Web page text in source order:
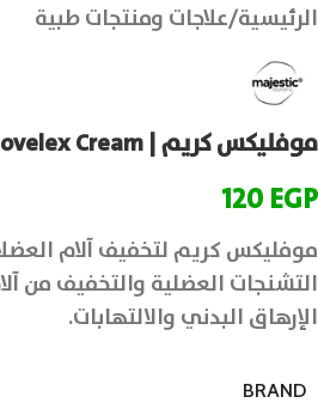
الرئيسية/علاجات ومنتجات طبية
موفليكس كريم | Movelex Cream
120EGP
موفليكس كريم لتخفيف آلام
التشنجات العضلية والتخفيف من
الإرهاق البدني والالتهابات.
BRAND